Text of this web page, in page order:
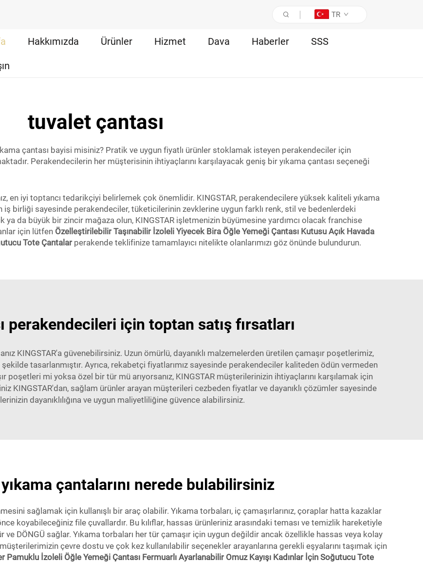
TR
Hakkımızda Ürünler Hizmet Dava Haberler SSS
tuvalet çantası
çantası bayisi misiniz? Pratik ve uygun fiyatlı ürünler stoklamak isteyen perakendeciler için
Perakendecilerin her müşterisinin ihtiyaçlarını karşılayacak geniş bir yıkama çantası seçeneği
en iyi toptancı tedarikçiyi belirlemek çok önemlidir. KINGSTAR, perakendecilere yüksek kaliteli yıkama
iş birliği sayesinde perakendeciler, tüketicilerinin zevklerine uygun farklı renk, stil ve bedenlerdeki
ya da büyük bir zincir mağaza olun, KINGSTAR işletmenizin büyümesine yardımcı olacak franchise
için lütfen Özelleştirilebilir Taşınabilir İzoleli Yiyecek Bira Öğle Yemeği Çantası Kutusu Açık Havada
Tote Çantalar perakende teklifinize tamamlayıcı nitelikte olanlarımızı göz önünde bulundurun.
perakendecileri için toptan satış fırsatları
KINGSTAR'a güvenebilirsiniz. Uzun ömürlü, dayanıklı malzemelerden üretilen çamaşır poşetlerimiz,
şekilde tasarlanmıştır. Ayrıca, rekabetçi fiyatlarımız sayesinde perakendeciler kaliteden ödün vermeden
poşetleri mi yoksa özel bir tür mü arıyorsanız, KINGSTAR müşterilerinizin ihtiyaçlarını karşılamak için
KINGSTAR'dan, sağlam ürünler arayan müşterileri cezbeden fiyatlar ve dayanıklı çözümler sayesinde
dayanıklılığına ve uygun maliyetliliğine güvence alabilirsiniz.
çantalarını nerede bulabilirsiniz
sağlamak için kullanışlı bir araç olabilir. Yıkama torbaları, iç çamaşırlarınız, çoraplar hatta kazaklar
koyabileceğiniz file çuvallardır. Bu kılıflar, hassas ürünleriniz arasındaki teması ve temizlik hareketiyle
DÖNGÜ sağlar. Yıkama torbaları her tür çamaşır için uygun değildir ancak özellikle hassas veya kolay
çevre dostu ve çok kez kullanılabilir seçenekler arayanlarına gerekli eşyalarını taşımak için
İzoleli Öğle Yemeği Çantası Fermuarlı Ayarlanabilir Omuz Kayışı Kadınlar İçin Soğutucu Tote